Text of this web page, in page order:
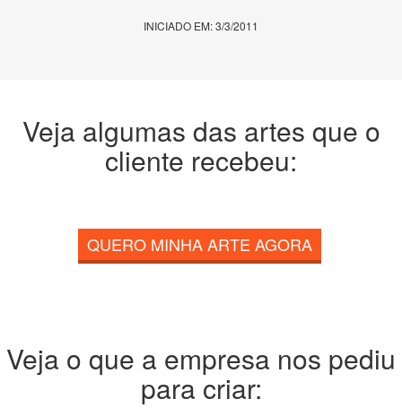
INICIADO EM: 3/3/2011
Veja algumas das artes que o
cliente recebeu:
QUERO MINHA ARTE AGORA
Veja o que a empresa nos pediu
para criar: